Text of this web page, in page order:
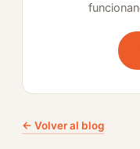
← Volver al blog